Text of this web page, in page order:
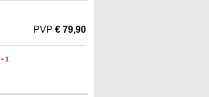
PVP € 79,90
• 1